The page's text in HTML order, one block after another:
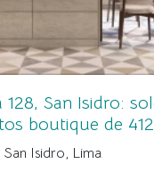
128, San Isidro:
boutique de
Isidro, Lima